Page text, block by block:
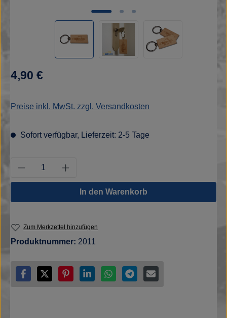
Regulärer Preis:
4,90 €
Preise inkl. MwSt. zzgl. Versandkosten
Sofort verfügbar, Lieferzeit: 2-5 Tage
Produkt Anzahl: Gib den gewünschten
In den Warenkorb
Zum Merkzettel hinzufügen
Produktnummer: 2011